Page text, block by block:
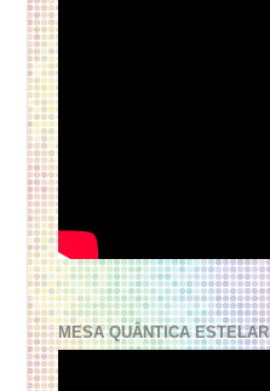
MESA QUÂNTICA ESTELAR